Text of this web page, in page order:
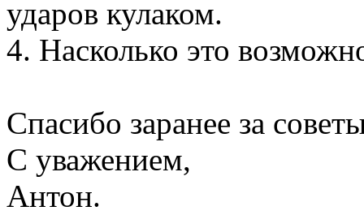
ударов кулаком.
4. Насколько это
Спасибо заранее за
С уважением,
Антон.